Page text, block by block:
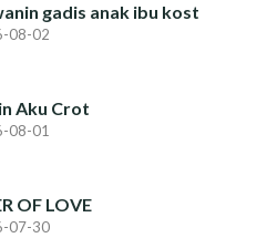
gadis anak ibu kost
08-02
Aku Crot
08-01
OF LOVE
07-30